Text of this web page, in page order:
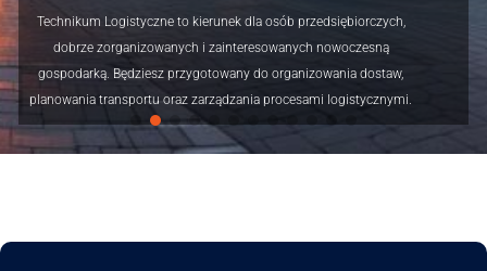
Technikum Logistyczne to kierunek dla osób przedsiębiorczych,
dobrze zorganizowanych i zainteresowanych nowoczesną
gospodarką. Będziesz przygotowany do organizowania dostaw,
planowania transportu oraz zarządzania procesami logistycznymi.